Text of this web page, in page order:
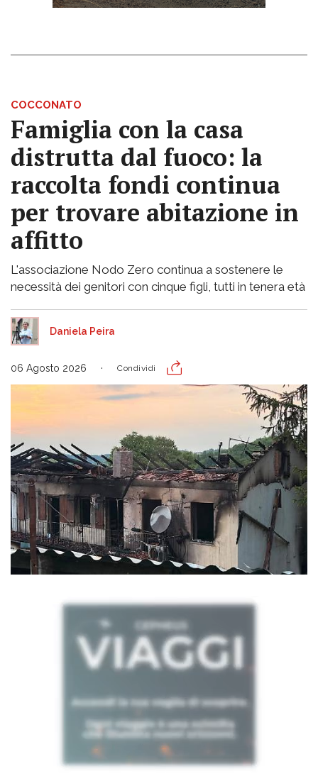
COCCONATO
Famiglia con la casa
distrutta dal fuoco: la
raccolta fondi continua
per trovare abitazione in
affitto
L'associazione Nodo Zero continua a sostenere le
necessità dei genitori con cinque figli, tutti in tenera età
Daniela Peira
06 Agosto 2026 Condividi